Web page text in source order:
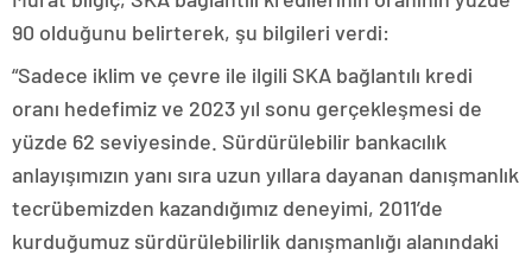
90 olduğunu belirterek, şu bilgileri verdi:
“Sadece iklim ve çevre ile ilgili SKA bağlantılı kredi
oranı hedefimiz ve 2023 yıl sonu gerçekleşmesi de
yüzde 62 seviyesinde. Sürdürülebilir bankacılık
anlayışımızın yanı sıra uzun yıllara dayanan danışmanlık
tecrübemizden kazandığımız deneyimi, 2011’de
kurduğumuz sürdürülebilirlik danışmanlığı alanındaki